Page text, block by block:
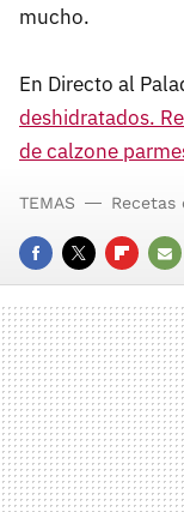
mucho.
En Directo al
deshidratados.
de calzone
FACEBOOK
TWITTER
E-
MAIL
TEMAS Recetas